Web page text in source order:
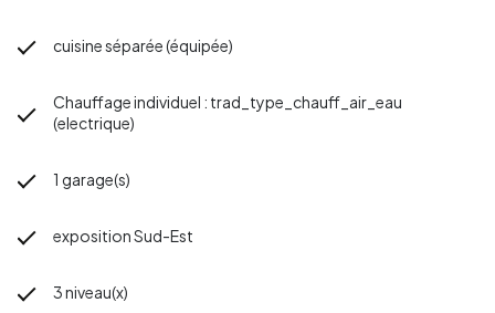
cuisine séparée (équipée)
Chauffage individuel : trad_type_chauff_air_eau
(electrique)
1 garage(s)
exposition Sud-Est
3 niveau(x)